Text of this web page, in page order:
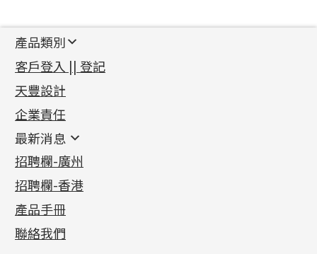
產品類別
新產品
足金系列
足金配件
機織鏈系列
珠仔鏈
镶口链
管狀網鏈
十字車花鏈系列
十字閃O鏈系列
十字錘打鏈系列
側身車花鏈系列
側身鏈系列
首飾配件
耳環類配件
卷迫系列
螺絲迫系列
梅花迫系列
平臺迫系列
綫拍系列
美拍系列
鏈類配件
動感車花吊墜
調節珠系列
生圈扣系列
龍蝦扣系列
鴨俐制系列
其他類配件
珠盤系列
袖口鈕系列
焊片及鐳射綫
空心車花管
珠類配件
無孔光身珠
空心光身珠
無孔批花珠
鑲口類
四爪頭系列
六爪頭系列
車花片
動感車花片
鑲口戒指
鑲口手鏈系列
首飾系列
手镯系列
戒指系列
空心耳環
空心车花管首饰链
空心手鐲系列
貴金屬原料
千足金
記憶金屬系列
記憶戒指
拉簧珠珠手鏈
記憶鈦手鐲
客戶登入 || 登記
天豐設計
企業責任
最新消息
最新消息
各項證書(2)
相片集(9)
展覽會資訊
最新產品資訊
招聘欄-廣州
招聘欄-香港
產品手冊
聯絡我們